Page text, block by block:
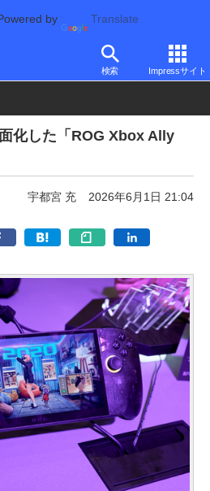
by Translate
検索 Impressサイト
2026
化した「ROG Xbox Ally
宇都宮 充 2026年6月1日 21:04